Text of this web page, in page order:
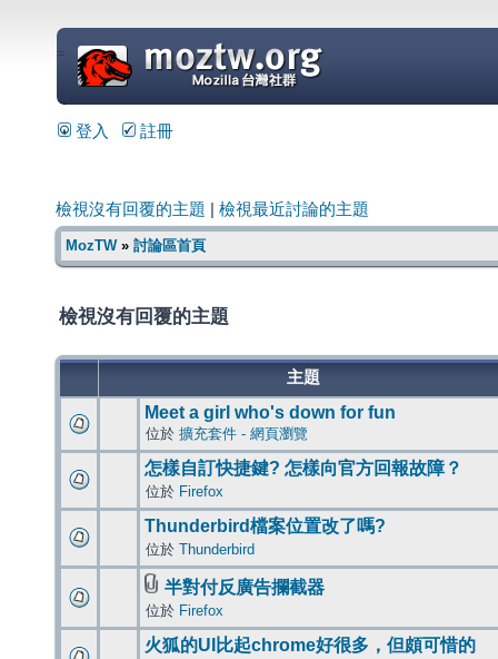
=
登入 註冊
檢視沒有回覆的主題 檢視最近討論的主題
MozTW» 討論區首頁
檢視沒有回覆的主題
主題
Meet a girl who's down for fun
位於 擴充套件 - 網頁瀏覽
怎樣自訂快捷鍵? 怎樣向官方回報故障？
位於 Firefox
Thunderbird檔案位置改了嗎?
位於 Thunderbird
半對付反廣告攔截器
位於 Firefox
火狐的UI比起chrome好很多，但頗可惜的